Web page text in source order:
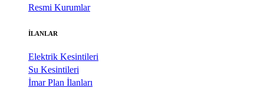
Resmi Kurumlar
İLANLAR
Elektrik Kesintileri
Su Kesintileri
İmar Plan İlanları